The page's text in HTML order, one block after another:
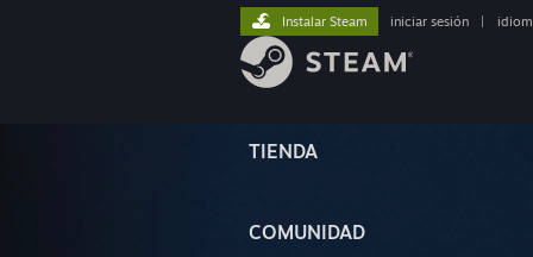
TIENDA
COMUNIDAD
Instalar Steam iniciar sesión